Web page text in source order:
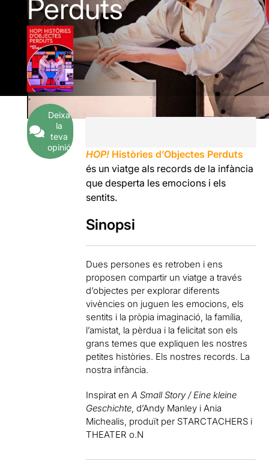
Perduts
Deixa
la
teva
opinió
HOP! Històries d’Objectes Perduts
és un viatge als records de la infància
que desperta les emocions i els
sentits.
Sinopsi
Dues persones es retroben i ens
proposen compartir un viatge a través
d’objectes per explorar diferents
vivències on juguen les emocions, els
sentits i la pròpia imaginació, la família,
l’amistat, la pèrdua i la felicitat son els
grans temes que expliquen les nostres
petites històries. Els nostres records. La
nostra infància.
Inspirat enA Small Story / Eine kleine
Geschichte, d’Andy Manley i Ania
Michealis, produït per STARCTACHERS i
THEATER o.N